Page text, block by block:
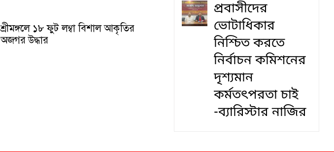
শ্রীমঙ্গলে ১৮ ফুট লম্বা বিশাল আকৃতির
অজগর উদ্ধার
প্রবাসীদের
ভোটাধিকার
নিশ্চিত করতে
নির্বাচন কমিশনের
দৃশ‍্যমান
কর্মতৎপরতা চাই
-ব্যারিস্টার নাজির